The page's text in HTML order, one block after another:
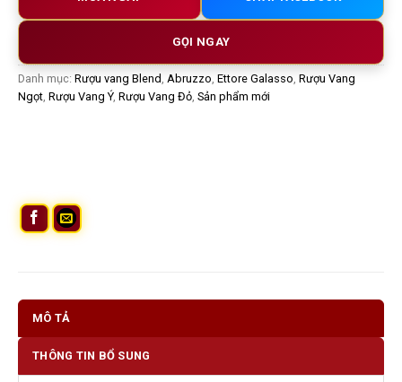
GỌI NGAY
Danh mục: Rượu vang Blend Abruzzo Ettore Galasso Rượu Vang
Ngọt Rượu Vang Ý, Rượu Vang Đỏ Sản phẩm mới
MÔ TẢ
THÔNG TIN BỔ SUNG